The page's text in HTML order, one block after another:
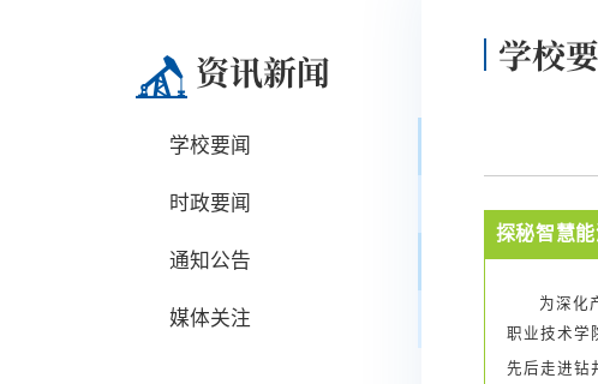
资讯新闻
学校要闻
时政要闻
通知公告
媒体关注
学校
探秘智慧
为深化
职业技术学
先后走进钻